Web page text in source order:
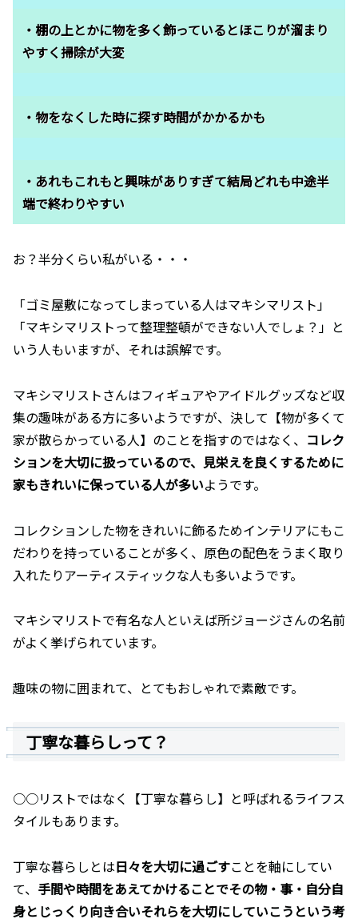
・棚の上とかに物を多く飾っているとほこりが溜まり
やすく掃除が大変
・物をなくした時に探す時間がかかるかも
・あれもこれもと興味がありすぎて結局どれも中途半
端で終わりやすい
お？半分くらい私がいる・・・
「ゴミ屋敷になってしまっている人はマキシマリスト」
「マキシマリストって整理整頓ができない人でしょ？」と
いう人もいますが、それは誤解です。
マキシマリストさんはフィギュアやアイドルグッズなど収
集の趣味がある方に多いようですが、決して【物が多くて
家が散らかっている人】のことを指すのではなく、 コレク
ションを大切に扱っているので、見栄えを良くするために
家もきれいに保っている人が多いようです。
コレクションした物をきれいに飾るためインテリアにもこ
だわりを持っていることが多く、原色の配色をうまく取り
入れたりアーティスティックな人も多いようです。
マキシマリストで有名な人といえば所ジョージさんの名前
がよく挙げられています。
趣味の物に囲まれて、とてもおしゃれで素敵です。
丁寧な暮らしって？
○○リストではなく【丁寧な暮らし】と呼ばれるライフス
タイルもあります。
丁寧な暮らしとは日々を大切に過ごすことを軸にしてい
て、 手間や時間をあえてかけることでその物・事・自分自
身とじっくり向き合いそれらを大切にしていこうという考